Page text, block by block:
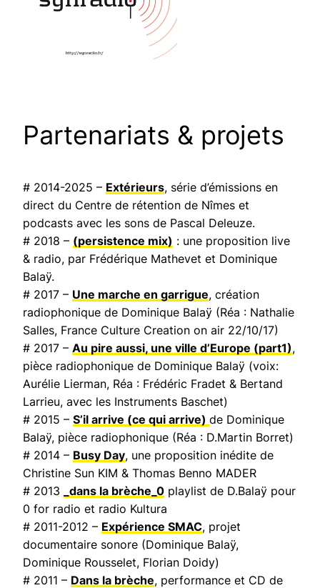
Partenariats & projets
# 2014-2025 – Extérieurs, série d’émissions en
direct du Centre de rétention de Nîmes et
podcasts avec les sons de Pascal Deleuze.
# 2018 – (persistence mix) : une proposition live
& radio, par Frédérique Mathevet et Dominique
Balaÿ.
# 2017 – Une marche en garrigue, création
radiophonique de Dominique Balaÿ (Réa : Nathalie
Salles, France Culture Creation on air 22/10/17)
# 2017 – Au pire aussi, une ville d’Europe (part1),
pièce radiophonique de Dominique Balaÿ (voix:
Aurélie Lierman, Réa : Frédéric Fradet & Bertand
Larrieu, avec les Instruments Baschet)
# 2015 – S’il arrive (ce qui arrive) de Dominique
Balaÿ, pièce radiophonique (Réa : D.Martin Borret)
# 2014 – Busy Day, une proposition inédite de
Christine Sun KIM & Thomas Benno MADER
# 2013
_dans la brèche_0 playlist de D.Balaÿ pour
0 for radio et radio Kultura
# 2011-2012 – Expérience SMAC, projet
documentaire sonore (Dominique Balaÿ,
Dominique Rousselet, Florian Doidy)
# 2011 – Dans la brèche, performance et CD de